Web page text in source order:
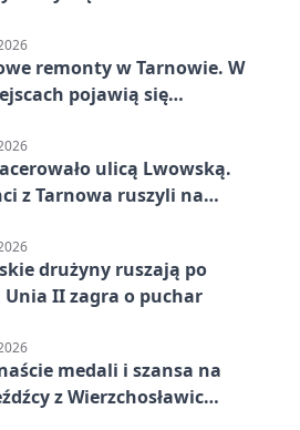
remonty w Tarnowie. W
pojawią się
ulicą Lwowską.
z Tarnowa ruszyli na
drużyny ruszają po
II zagra o puchar
medali i szansa na
z Wierzchosławic